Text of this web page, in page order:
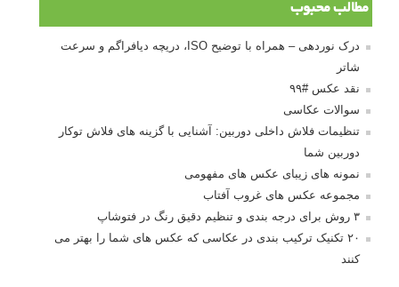
مطالب محبوب
درک نوردهی – همراه با توضیح ISO، دریچه دیافراگم و سرعت
شاتر
نقد عکس #۹۹
سوالات عکاسی
تنظیمات فلاش داخلی دوربین: آشنایی با گزینه های فلاش توکار
دوربین شما
نمونه های زیبای عکس های مفهومی
مجموعه عکس های غروب آفتاب
۳ روش برای درجه بندی و تنظیم دقیق رنگ در فتوشاپ
۲۰ تکنیک ترکیب بندی در عکاسی که عکس های شما را بهتر می
کنند